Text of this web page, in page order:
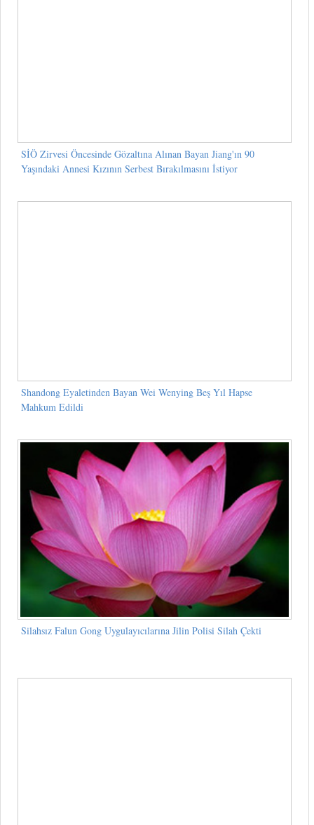
SİÖ Zirvesi Öncesinde Gözaltına Alınan Bayan Jiang'ın 90
Yaşındaki Annesi Kızının Serbest Bırakılmasını İstiyor
Shandong Eyaletinden Bayan Wei Wenying Beş Yıl Hapse
Mahkum Edildi
Silahsız Falun Gong Uygulayıcılarına Jilin Polisi Silah Çekti